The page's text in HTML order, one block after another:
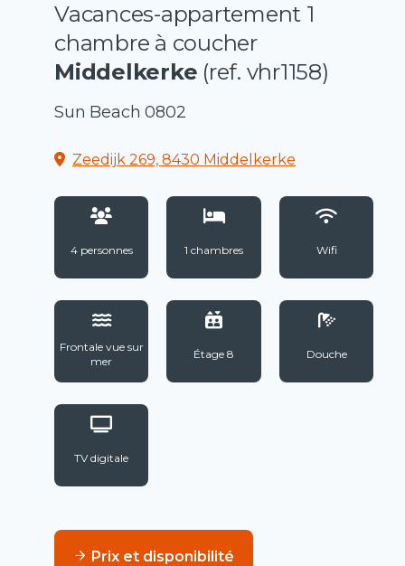
Vacances-appartement 1
chambre à coucher
Middelkerke (ref. vhr1158)
Sun Beach 0802
Zeedijk 269, 8430 Middelkerke
4 personnes 1 chambres Wifi
Frontale vue sur
mer
Étage 8 Douche
TV digitale
Prix et disponibilité